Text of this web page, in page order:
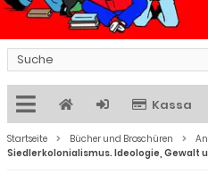
Kassa
Startseite Bücher und Broschüren
Siedlerkolonialismus. Ideologie, Gewalt